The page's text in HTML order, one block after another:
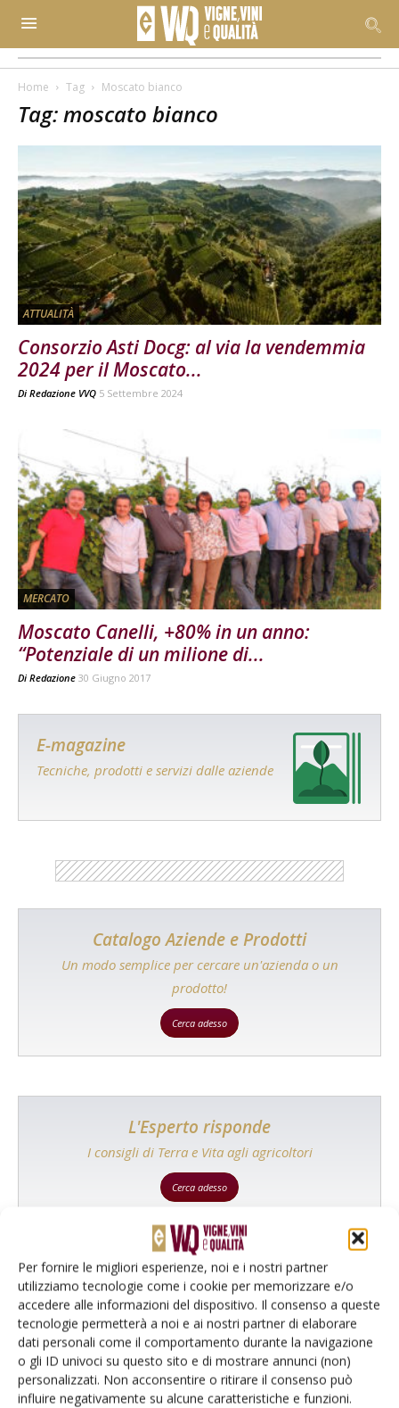
Per fornire le migliori esperienze, noi e i nostri partner
utilizziamo tecnologie come i cookie per memorizzare e/o
accedere alle informazioni del dispositivo. Il consenso a queste
tecnologie permetterà a noi e ai nostri partner di elaborare
dati personali come il comportamento durante la navigazione
o gli ID univoci su questo sito e di mostrare annunci (non)
personalizzati. Non acconsentire o ritirare il consenso può
influire negativamente su alcune caratteristiche e funzioni.
Home Tag Moscato bianco
Tag: moscato bianco
ATTUALITÀ
Consorzio Asti Docg: al via la vendemmia
2024 per il Moscato...
Di Redazione VVQ 5 Settembre 2024
MERCATO
Moscato Canelli, +80% in un anno:
“Potenziale di un milione di...
Di Redazione 30 Giugno 2017
E-magazine
Tecniche, prodotti e servizi dalle aziende
Catalogo Aziende e Prodotti
Un modo semplice per cercare un'azienda o un
prodotto!
Cerca adesso
L'Esperto risponde
I consigli di Terra e Vita agli agricoltori
Cerca adesso